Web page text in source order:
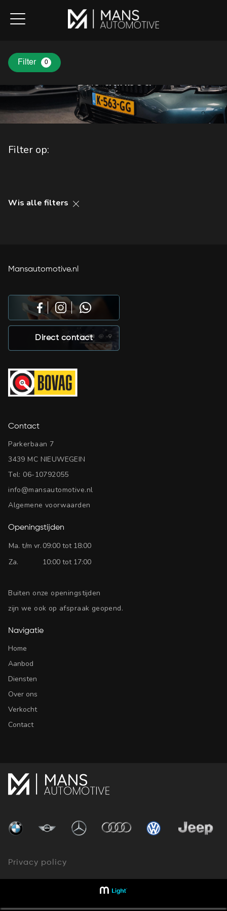
Ons aanbod
Filter op:
Filter 0
Wis alle filters
Mansautomotive.nl
Direct contact
Contact
Parkerbaan 7
3439 MC NIEUWEGEIN
Tel: 06-10792055
info@mansautomotive.nl
Algemene voorwaarden
Openingstijden
Ma. t/m vr. 09:00 tot 18:00
Za.
10:00 tot 17:00
Buiten onze openingstijden
zijn we ook op afspraak geopend.
Navigatie
Home
Aanbod
Diensten
Over ons
Verkocht
Contact
Privacy policy